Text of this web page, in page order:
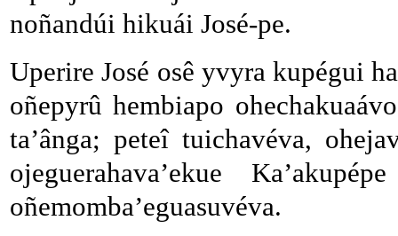
noñandúi hikuái José-pe.
Uperire José osê yvyra kupégui
oñepyrû hembiapo
ta’ânga; peteî tuichavéva,
ojeguerahava’ekue
oñemomba’eguasuvéva.